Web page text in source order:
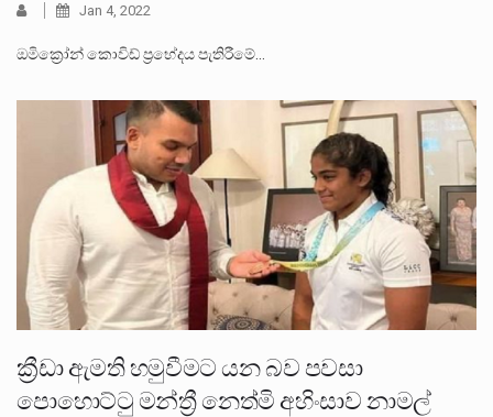
Jan 4, 2022
ඔමික්‍රෝන් කොවිඩ් ප්‍රභේදය පැතිරීමේ…
ක්‍රීඩා ඇමති හමුවීමට යන බව පවසා
පොහොට්ටු මන්ත්‍රී නෙත්මි අහිංසාව නාමල්